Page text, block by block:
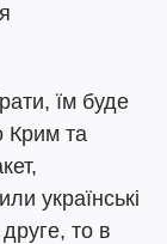
їм буде
Крим та
українські
то в